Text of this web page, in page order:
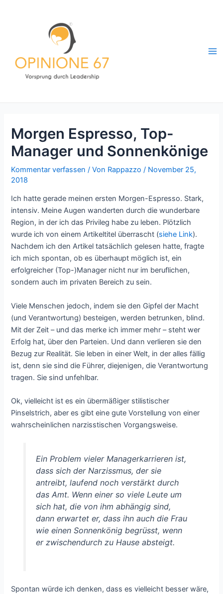
Morgen Espresso, Top-
Manager und Sonnenkönige
Kommentar verfassen / Von Rappazzo/ November 25,
2018
Ich hatte gerade meinen ersten Morgen-Espresso. Stark,
intensiv. Meine Augen wanderten durch die wunderbare
Region, in der ich das Privileg habe zu leben. Plötzlich
wurde ich von einem Artikeltitel überrascht (siehe Link).
Nachdem ich den Artikel tatsächlich gelesen hatte, fragte
ich mich spontan, ob es überhaupt möglich ist, ein
erfolgreicher (Top-)Manager nicht nur im beruflichen,
sondern auch im privaten Bereich zu sein.
Viele Menschen jedoch, indem sie den Gipfel der Macht
(und Verantwortung) besteigen, werden betrunken, blind.
Mit der Zeit – und das merke ich immer mehr – steht wer
Erfolg hat, über den Parteien. Und dann verlieren sie den
Bezug zur Realität. Sie leben in einer Welt, in der alles fällig
ist, denn sie sind die Führer, diejenigen, die Verantwortung
tragen. Sie sind unfehlbar.
Ok, vielleicht ist es ein übermäßiger stilistischer
Pinselstrich, aber es gibt eine gute Vorstellung von einer
wahrscheinlichen narzisstischen Vorgangsweise.
Ein Problem vieler Managerkarrieren ist,
dass sich der Narzissmus, der sie
antreibt, laufend noch verstärkt durch
das Amt. Wenn einer so viele Leute um
sich hat, die von ihm abhängig sind,
dann erwartet er, dass ihn auch die Frau
wie einen Sonnenkönig begrüsst, wenn
er zwischendurch zu Hause absteigt.
Spontan würde ich denken, dass es vielleicht besser wäre,